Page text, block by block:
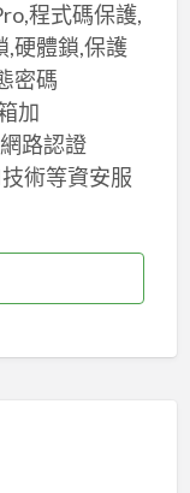
程式碼保護,
,硬體鎖,保護
密碼
加
路認證
術等資安服